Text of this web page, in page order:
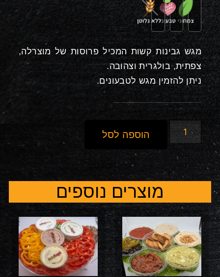
מגש גבינות קשות המכיל פרוסות של מוצרלה,
צפתית, בולגרית וצהובה.
ניתן להזמין מגש לטבעונים.
הוספה לסל
מוצרים נוספים